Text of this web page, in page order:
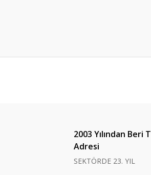
2003 Yılından
Adresi
SEKTÖRDE 23. YIL